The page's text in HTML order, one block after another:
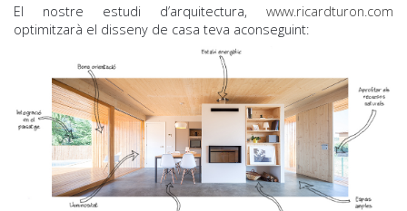
El nostre estudi d’arquitectura, www.ricardturon.com
optimitzarà el disseny de casa teva aconseguint: